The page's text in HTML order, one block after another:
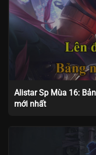
Alistar Sp Mùa 16:
mới nhất